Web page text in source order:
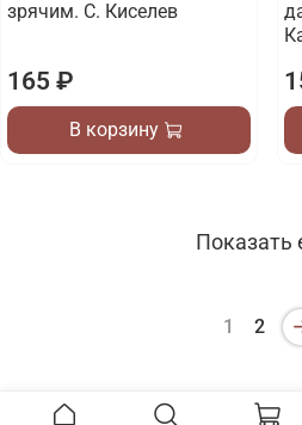
зрячим. С. Киселев
165 ₽
В корзину
Показать
1 2